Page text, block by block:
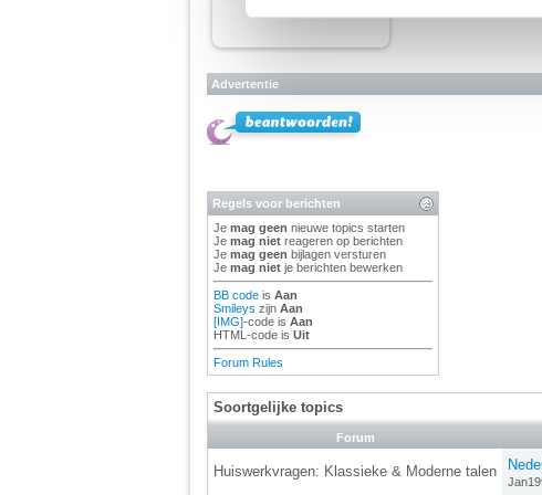
Advertentie
Regels voor berichten
Je mag geen nieuwe topics starten
Je mag niet reageren op berichten
Je mag geen bijlagen versturen
Je mag niet je berichten bewerken
BB code is Aan
Smileys zijn Aan
[IMG]-code is Aan
HTML-code is Uit
Forum Rules
Soortgelijke topics
Forum
Huiswerkvragen: Klassieke & Moderne talen